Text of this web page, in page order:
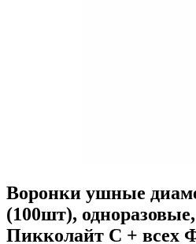
Воронки ушные
(100шт),
Пикколайт С + всех